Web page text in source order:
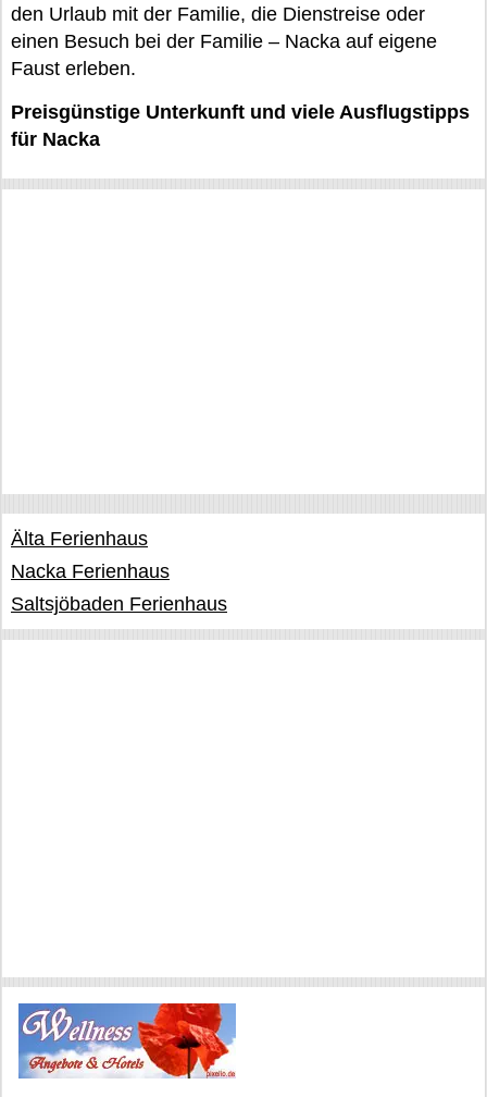
den Urlaub mit der Familie, die Dienstreise oder
einen Besuch bei der Familie – Nacka auf eigene
Faust erleben.
Preisgünstige Unterkunft und viele Ausflugstipps
für Nacka
Älta Ferienhaus
Nacka Ferienhaus
Saltsjöbaden Ferienhaus